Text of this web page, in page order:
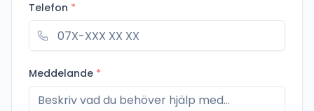
Telefon *
Meddelande *